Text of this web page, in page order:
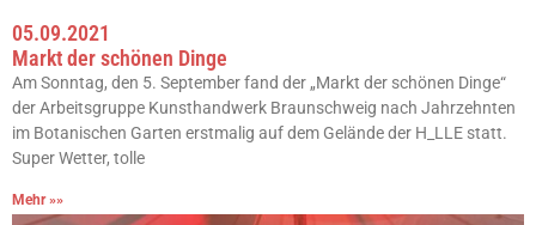
05.09.2021
Markt der schönen Dinge
Am Sonntag, den 5. September fand der „Markt der schönen Dinge“
der Arbeitsgruppe Kunsthandwerk Braunschweig nach Jahrzehnten
im Botanischen Garten erstmalig auf dem Gelände der H_LLE statt.
Super Wetter, tolle
Mehr »»